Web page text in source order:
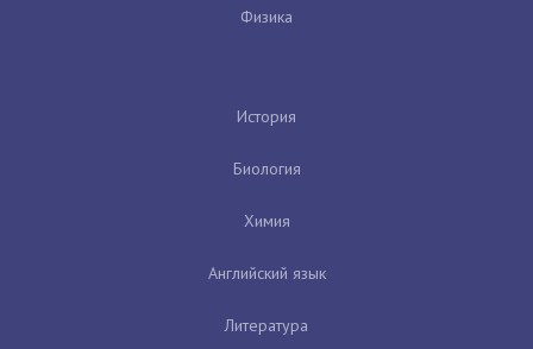
Физика
История
Биология
Химия
Английский язык
Литература